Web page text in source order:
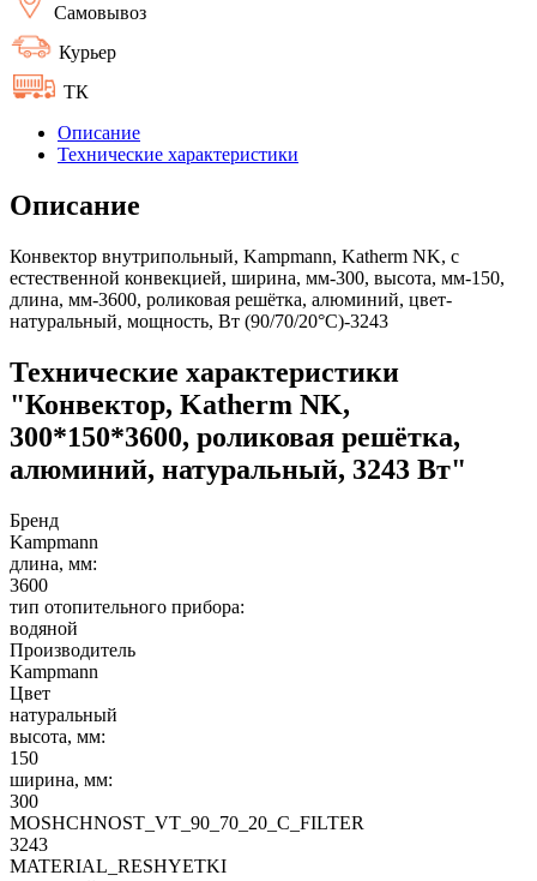
Самовывоз
Курьер
ТК
Описание
Технические характеристики
Описание
Конвектор внутрипольный, Kampmann, Katherm NK, с
естественной конвекцией, ширина, мм-300, высота, мм-150,
длина, мм-3600, роликовая решётка, алюминий, цвет-
натуральный, мощность, Вт (90/70/20°C)-3243
Технические характеристики
"Конвектор, Katherm NK,
300*150*3600, роликовая решётка,
алюминий, натуральный, 3243 Вт"
Бренд
Kampmann
длина, мм:
3600
тип отопительного прибора:
водяной
Производитель
Kampmann
Цвет
натуральный
высота, мм:
150
ширина, мм:
300
MOSHCHNOST_VT_90_70_20_C_FILTER
3243
MATERIAL_RESHYETKI